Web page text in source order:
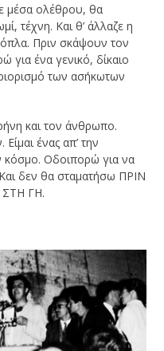
μέσα ολέθρου, θα
τέχνη. Και θ’ άλλαζε η
Πριν σκάψουν τον
για ένα γενικό, δίκαιο
των ασήκωτων
και τον άνθρωπο.
Είμαι ένας απ’ την
κόσμο. Οδοιπορώ για να
δεν θα σταματήσω ΠΡΙΝ
ΣΤΗ ΓΗ.